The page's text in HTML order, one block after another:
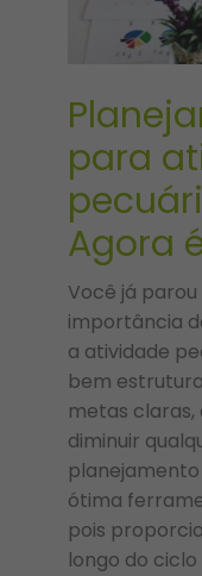
para
Agora
Você já
importância
a atividade
bem
metas claras,
diminuir
ótima
pois
longo do ciclo